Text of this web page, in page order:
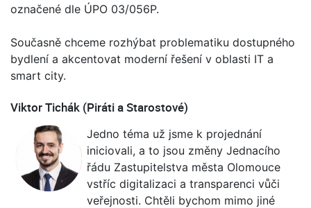
označené dle ÚPO 03/056P.
Současně chceme rozhýbat problematiku dostupného
bydlení a akcentovat moderní řešení v oblasti IT a
smart city.
Viktor Tichák (Piráti a Starostové)
Jedno téma už jsme k projednání
iniciovali, a to jsou změny Jednacího
řádu Zastupitelstva města Olomouce
vstříc digitalizaci a transparenci vůči
veřejnosti. Chtěli bychom mimo jiné